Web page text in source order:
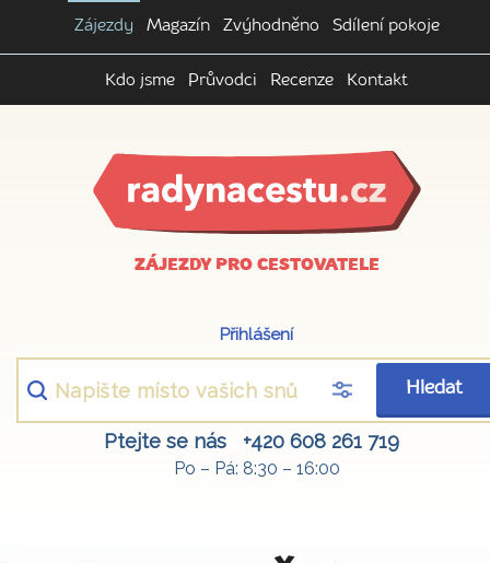
Zájezdy Magazín Zvýhodněno Sdílení pokoje
Kdo jsme Průvodci Recenze Kontakt
ZÁJEZDY PRO CESTOVATELE
Přihlášení
Hledat
Ptejte se nás +420 608 261 719
Po – Pá: 8:30 – 16:00